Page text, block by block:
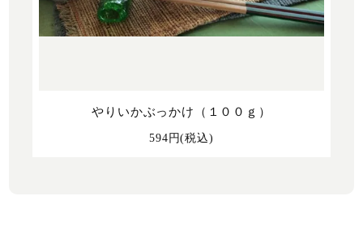
やりいかぶっかけ（１００ｇ）
594円(税込)